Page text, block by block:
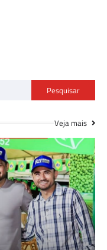
Pesquisar
Veja mais